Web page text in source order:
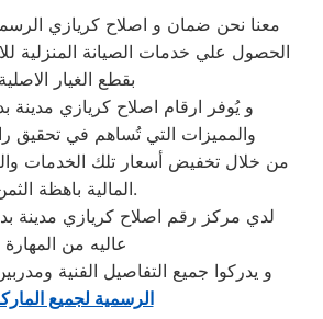
معنا نحن ضمان و اصلاح كريازي
الحصول علي خدمات الصيانة المنزلية
بقطع الغيار الاصلية
و يُوفر ارقام اصلاح كريازي مدينة
والمميزات التي تُساهم في تحقيق
من خلال تخفيض أسعار تلك الخدمات
المالية باهظة الثمن.
لدي مركز رقم اصلاح كريازي مدينة
عاليه من المهارة
و يدركوا جميع التفاصيل الفنية
الرسمية لجميع